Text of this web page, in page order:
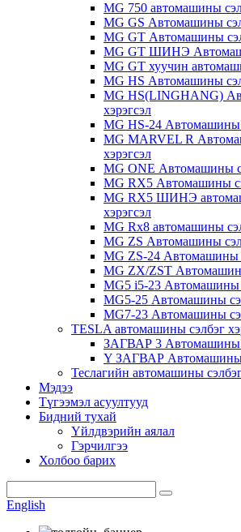
MG 750 автомашины
MG GS Автомашины
MG GT Автомашины
MG GT ШИНЭ
MG GT хуучин
MG HS Автомашины
MG HS(LINGHANG)
хэрэгсэл
MG HS-24 Автомашины
MG MARVEL R
хэрэгсэл
MG ONE Автомашины
MG RX5 Автомашины
MG RX5 ШИНЭ
хэрэгсэл
MG Rx8 автомашины
MG ZS Автомашины
MG ZS-24 Автомашины
MG ZX/ZST
MG5 i5-23 Автомашины
MG5-25 Автомашины
MG7-23 Автомашины
TESLA автомашины сэлбэг
ЗАГВАР 3 Автомашины
Y ЗАГВАР Автомашины
Теслагийн автомашины
Мэдээ
Түгээмэл асуултууд
Бидний тухай
Үйлдвэрийн аялал
Гэрчилгээ
Холбоо барих
English